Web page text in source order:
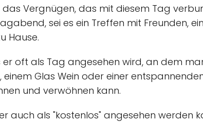
Vergnügen, das mit diesem Tag
sei es ein Treffen mit Freunden, ein
Hause.
er oft als Tag angesehen wird, an dem
einem Glas Wein oder einer
und verwöhnen kann.
auch als "kostenlos" angesehen werden